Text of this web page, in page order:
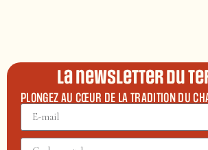
La newsletter du
PLONGEZ AU CŒUR DE LA TRADITION DU